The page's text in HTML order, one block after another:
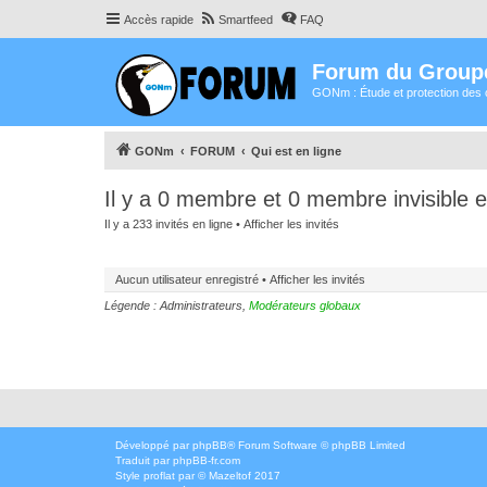
Accès rapide Smartfeed FAQ
Forum du
GONm : Étude et protection des
GONm FORUM Qui est en ligne
Il y a 0 membre et 0 membre invisible
Il y a 233 invités en ligne • Afficher les invités
Aucun utilisateur enregistré • Afficher les invités
Légende : Administrateurs Modérateurs globaux
Développé par phpBB® Forum Software © phpBB Limited
Traduit par phpBB-fr.com
Style proflat par ©Mazeltof 2017